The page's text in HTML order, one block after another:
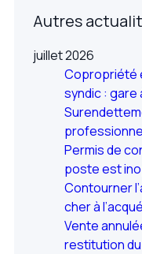
Autres
juillet 2026
Copropriété
syndic : gare
Permis de
poste est
Contourner
cher à
Vente
restitution